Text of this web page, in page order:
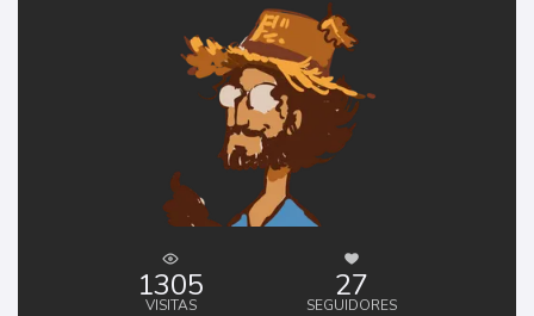
1305
VISITAS
27
SEGUIDORES